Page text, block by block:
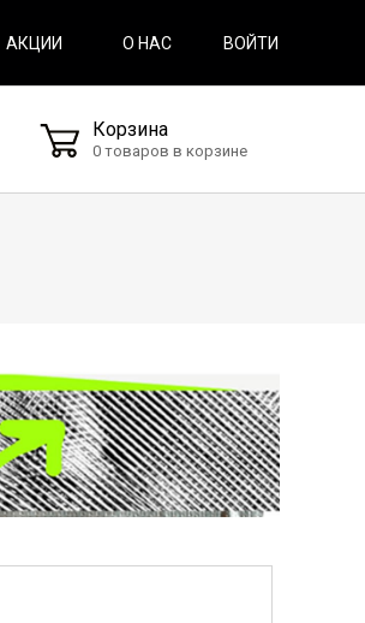
АКЦИИ О НАС ВОЙТИ
Корзина
0 товаров в корзине